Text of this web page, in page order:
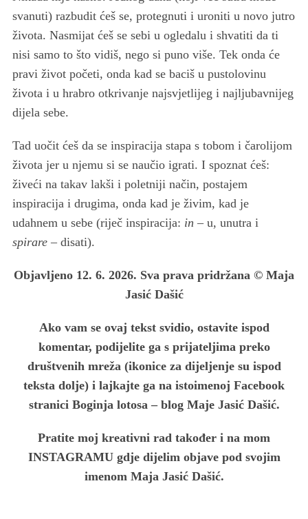
svanuti) razbudit ćeš se, protegnuti i uroniti u novo jutro
života. Nasmijat ćeš se sebi u ogledalu i shvatiti da ti
nisi samo to što vidiš, nego si puno više. Tek onda će
pravi život početi, onda kad se baciš u pustolovinu
života i u hrabro otkrivanje najsvjetlijeg i najljubavnijeg
dijela sebe.
Tad uočit ćeš da se inspiracija stapa s tobom i čarolijom
života jer u njemu si se naučio igrati. I spoznat ćeš:
živeći na takav lakši i poletniji način, postajem
inspiracija i drugima, onda kad je živim, kad je
udahnem u sebe (riječ inspiracija: in ‒ u, unutra i
spirare ‒ disati).
Objavljeno 12. 6. 2026. Sva prava pridržana © Maja
Jasić Dašić
Ako vam se ovaj tekst svidio, ostavite ispod
komentar, podijelite ga s prijateljima preko
društvenih mreža (ikonice za dijeljenje su ispod
teksta dolje) i lajkajte ga na istoimenoj Facebook
stranici Boginja lotosa – blog Maje Jasić Dašić.
Pratite moj kreativni rad također i na mom
INSTAGRAMU gdje dijelim objave pod svojim
imenom Maja Jasić Dašić.
a
r
c
r